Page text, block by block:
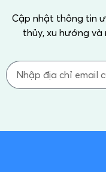
Cập nhật thông tin
thủy, xu hướng